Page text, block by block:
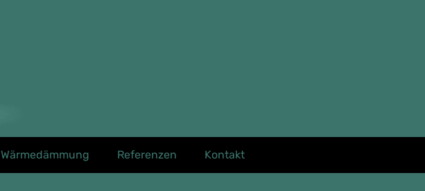
Wärmedämmung Referenzen Kontakt